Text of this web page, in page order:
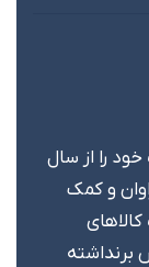
را از سال
و کمک
برنداشته